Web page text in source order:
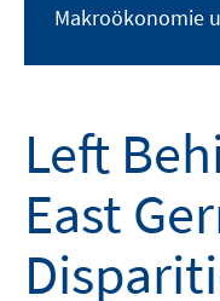
Makroökonomie
Left
East